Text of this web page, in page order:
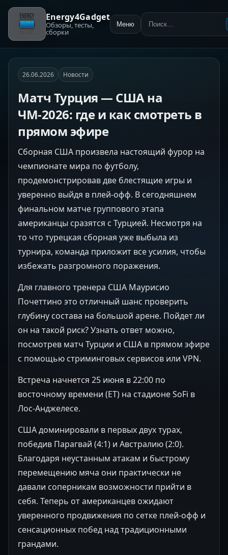
Energy4Gadget
Обзоры, тесты,
сборки
Меню Поиск:
26.06.2026 Новости
Матч Турция — США на
ЧМ-2026: где и как смотреть в
прямом эфире
Сборная США произвела настоящий фурор на
чемпионате мира по футболу,
продемонстрировав две блестящие игры и
уверенно выйдя в плей-офф. В сегодняшнем
финальном матче группового этапа
американцы сразятся с Турцией. Несмотря на
то что турецкая сборная уже выбыла из
турнира, команда приложит все усилия, чтобы
избежать разгромного поражения.
Для главного тренера США Маурисио
Почеттино это отличный шанс проверить
глубину состава на большой арене. Пойдет ли
он на такой риск? Узнать ответ можно,
посмотрев матч Турции и США в прямом эфире
с помощью стриминговых сервисов или VPN.
Встреча начнется 25 июня в 22:00 по
восточному времени (ET) на стадионе SoFi в
Лос-Анджелесе.
США доминировали в первых двух турах,
победив Парагвай (4:1) и Австралию (2:0).
Благодаря неустанным атакам и быстрому
перемещению мяча они практически не
давали соперникам возможности прийти в
себя. Теперь от американцев ожидают
уверенного продвижения по сетке плей-офф и
сенсационных побед над традиционными
грандами.